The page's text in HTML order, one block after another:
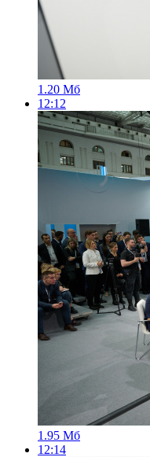
1.20 Мб
12:12
1.95 Мб
12:14